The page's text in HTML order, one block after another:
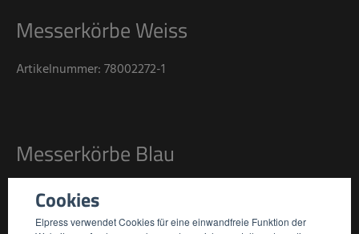
Cookies
Elpress verwendet Cookies für eine einwandfreie Funktion der
Messerkörbe Weiss
Artikelnummer: 78002272-1
Messerkörbe Blau
Artikelnummer: 78002272-2